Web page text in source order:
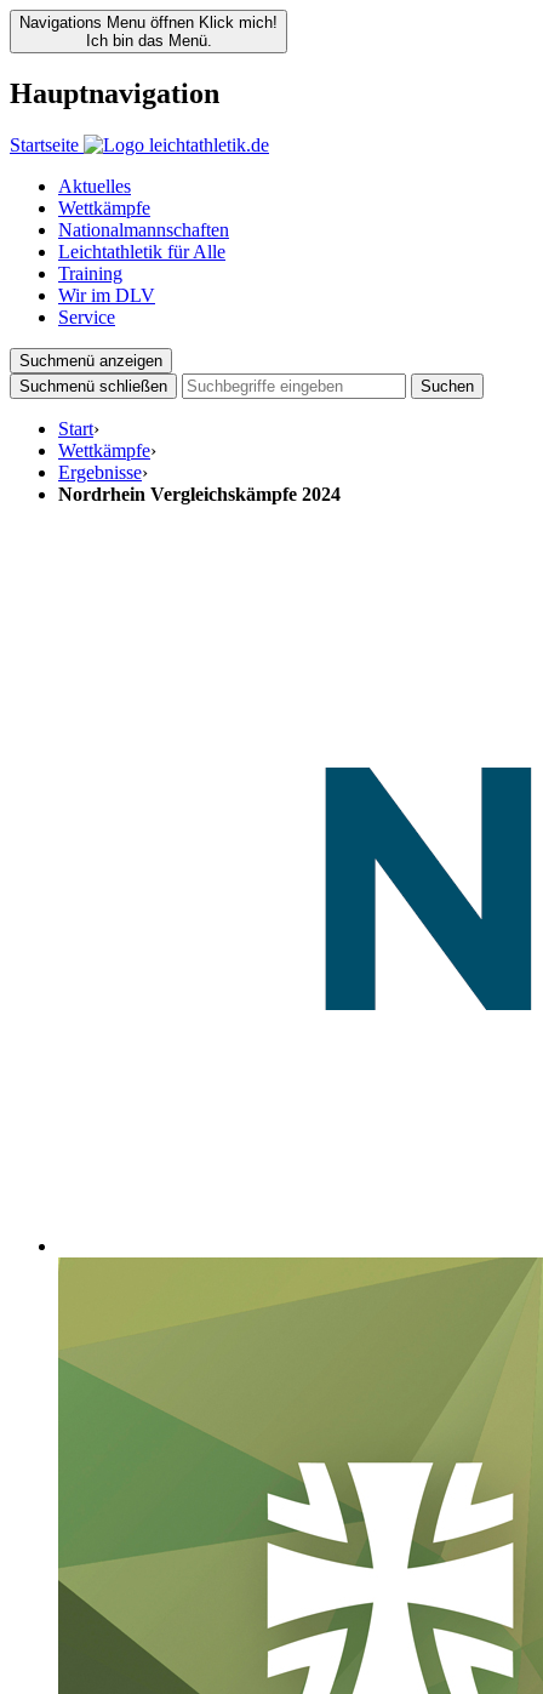
Navigations Menu öffnen Klick mich!
Ich bin das Menü.
Hauptnavigation
Startseite
Aktuelles
Wettkämpfe
Nationalmannschaften
Leichtathletik für Alle
Training
Wir im DLV
Service
Suchmenü anzeigen
Suchmenü schließen
Suchen
Start›
Wettkämpfe›
Ergebnisse›
Nordrhein Vergleichskämpfe 2024